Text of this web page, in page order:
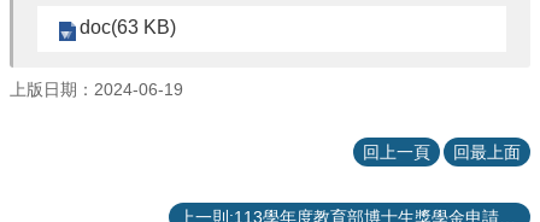
醫
doc(63 KB)
上版日期：2024-06-19
回上一頁 回最上面